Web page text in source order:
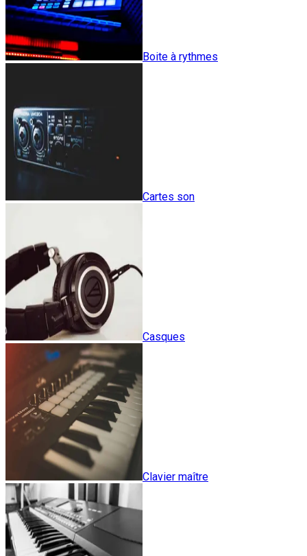
Boite à rythmes
Cartes son
Casques
Clavier maître